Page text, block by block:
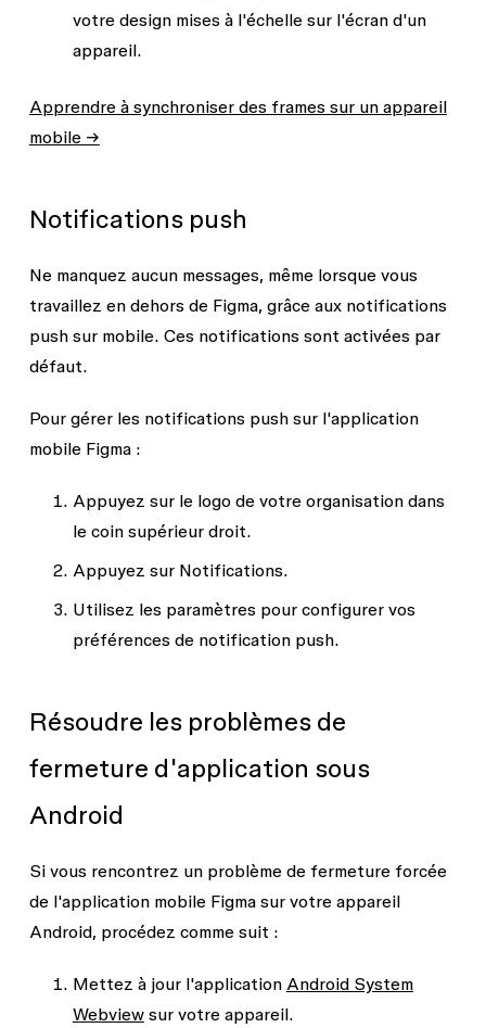
votre design mises à l'échelle sur l'écran d'un
appareil.
Apprendre à synchroniser des frames sur un appareil
mobile →
Notifications push
Ne manquez aucun messages, même lorsque vous
travaillez en dehors de Figma, grâce aux notifications
push sur mobile. Ces notifications sont activées par
défaut.
Pour gérer les notifications push sur l'application
mobile Figma :
Appuyez sur le logo de votre organisation dans
le coin supérieur droit.
Appuyez sur Notifications.
Utilisez les paramètres pour configurer vos
préférences de notification push.
Résoudre les problèmes de
fermeture d'application sous
Android
Si vous rencontrez un problème de fermeture forcée
de l'application mobile Figma sur votre appareil
Android, procédez comme suit :
Mettez à jour l'application Android System
Webviewsur votre appareil.